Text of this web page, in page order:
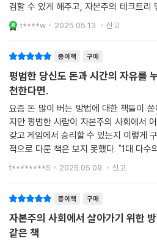
『슈퍼 노멀』 저자 주언규 PD는 “『더 퍼스
하는 책이 아니다”라고 추천사에 썼다. 그
심은 ‘삶의 주도권’에 있음을 깨닫게 된다.
계부터 사회적 가치를 더하는 6단계까지,
의 태도는 바로 삶의 주도권을 되찾는 것이
주도하는 힘이 결국 자본주의의 경쟁력이
정적 키인 것이다.
그 자질을 완벽하게 갖춘 1%의 사람을 유
들은 무리 본능에서 벗어나, 독창적인 사
어넘고 1%의 선택을 한다. 책은 우리가 이
악하는 데서 출발한다.
검할 수 있게 해주고, 자본주의 테크트리
세울 수 있도록 해주었습니다. 프린트해서
실천할일만 남
t****w 2025.05.13. 신고
종이책 구매
평범한 당신도 돈과 시간의 자유를
천한다면.
요즘 돈 많이 버는 방법에 대한 책들이
지만 평범한 사람이 자본주의 사회에서
갖고 게임에서 승리할 수 있는지 이렇게
적으로 다룬 책은 보지 못했다. "1대 다수
리가 아닌 단독자로 살아가는 방법을 알
t********5 2025.05.09. 신고
종이책 구매
자본주의 사회에서 살아가기 위한
같은 책